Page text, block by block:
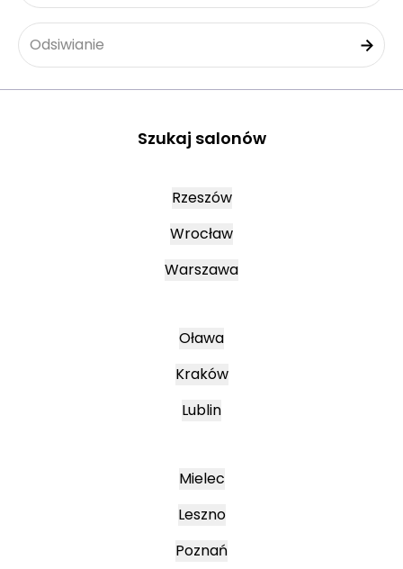
Odsiwianie
Szukaj salonów
Rzeszów
Wrocław
Warszawa
Oława
Kraków
Lublin
Mielec
Leszno
Poznań